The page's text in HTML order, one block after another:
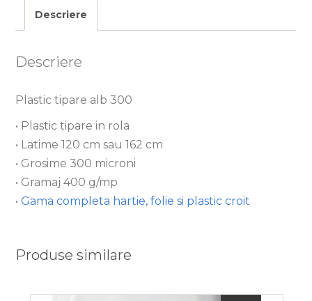
Descriere
Descriere
Plastic tipare alb 300
• Plastic tipare in rola
• Latime 120 cm sau 162 cm
• Grosime 300 microni
• Gramaj 400 g/mp
•Gama completa hartie, folie si plastic croit
Produse similare